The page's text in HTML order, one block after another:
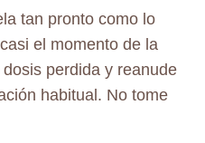
tan pronto como lo
el momento de la
perdida y reanude
habitual. No tome